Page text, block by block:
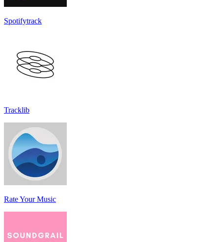
Spotifytrack
Tracklib
Rate Your Music